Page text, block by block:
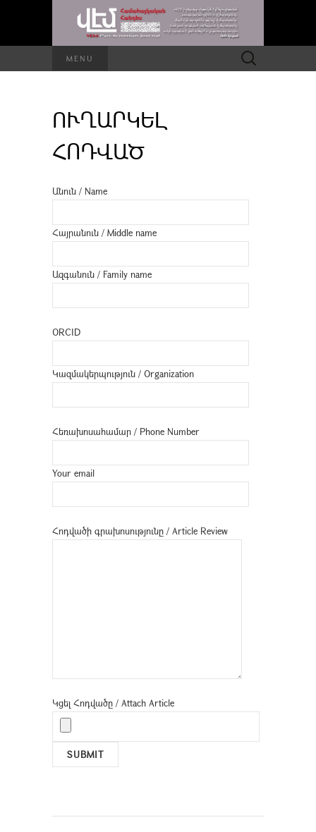
MENU Որոնել՝
ՈՒՂԱՐԿԵԼ
ՀՈԴՎԱԾ
Անուն / Name
Հայրանուն / Middle name
Ազգանուն / Family name
ORCID
Կազմակերպություն / Organization
Հեռախոսահամար / Phone Number
Your email
Հոդվածի գրախոսությունը / Article Review
Կցել Հոդվածը / Attach Article